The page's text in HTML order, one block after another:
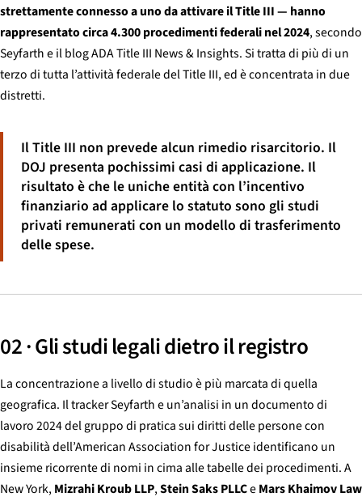
strettamente connesso a uno da attivare il Title III — hanno
rappresentato circa 4.300 procedimenti federali nel 2024, secondo
Seyfarth e il blog ADA Title III News & Insights. Si tratta di più di un
terzo di tutta l’attività federale del Title III, ed è concentrata in due
distretti.
Il Title III non prevede alcun rimedio risarcitorio. Il
DOJ presenta pochissimi casi di applicazione. Il
risultato è che le uniche entità con l’incentivo
finanziario ad applicare lo statuto sono gli studi
privati remunerati con un modello di trasferimento
delle spese.
02 · Gli studi legali dietro il registro
La concentrazione a livello di studio è più marcata di quella
geografica. Il tracker Seyfarth e un’analisi in un documento di
lavoro 2024 del gruppo di pratica sui diritti delle persone con
disabilità dell’American Association for Justice identificano un
insieme ricorrente di nomi in cima alle tabelle dei procedimenti. A
New York, Mizrahi Kroub LLP,Stein Saks PLLCeMars Khaimov Law